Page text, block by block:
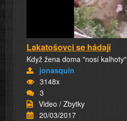
Lakatošovci se hádají
Když žena doma "nosí kalhoty"
jonasquin
3148x
3
Video / Zbytky
20/03/2017